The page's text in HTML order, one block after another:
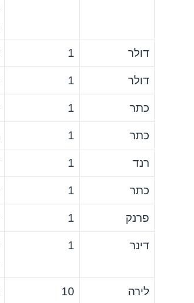
דולר 1
דולר 1
כתר 1
כתר 1
רנד 1
כתר 1
פרנק 1
דינר 1
לירה 10